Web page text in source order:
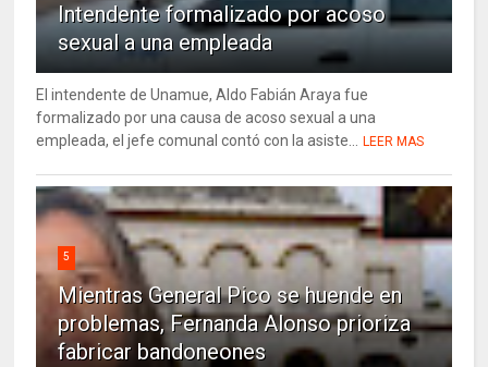
Intendente formalizado por acoso
sexual a una empleada
El intendente de Unamue, Aldo Fabián Araya fue
formalizado por una causa de acoso sexual a una
empleada, el jefe comunal contó con la asiste...
LEER MAS
5
Mientras General Pico se huende en
problemas, Fernanda Alonso prioriza
fabricar bandoneones